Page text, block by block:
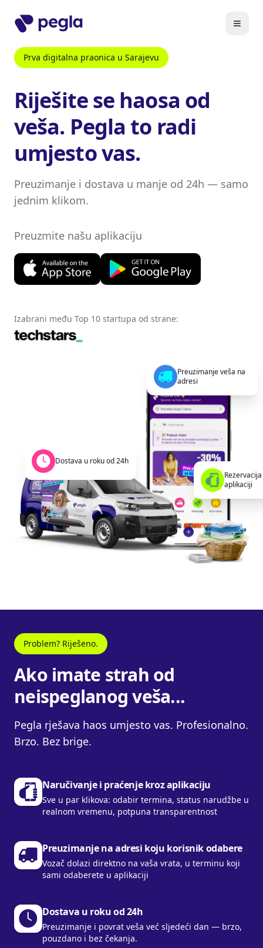
Prva digitalna praonica u Sarajevu
Riješite se haosa od
veša. Pegla to radi
umjesto vas.
Preuzimanje i dostava u manje od 24h — samo
jednim klikom.
Preuzmite našu aplikaciju
Izabrani među Top 10 startupa od strane:
Preuzimanje veša na
adresi
aplikaciji
Dostava u roku od 24h
Problem? Riješeno.
Ako imate strah od
neispeglanog veša...
Pegla rješava haos umjesto vas. Profesionalno.
Brzo. Bez brige.
Naručivanje i praćenje kroz aplikaciju
Sve u par klikova: odabir termina, status narudžbe u
realnom vremenu, potpuna transparentnost
Preuzimanje na adresi koju korisnik odabere
Vozač dolazi direktno na vaša vrata, u terminu koji
sami odaberete u aplikaciji
Dostava u roku od 24h
Preuzimanje i povrat veša već sljedeći dan — brzo,
pouzdano i bez čekanja.